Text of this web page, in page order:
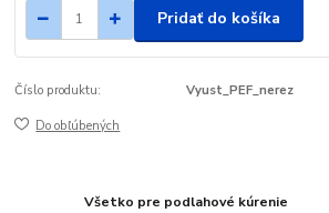
Pridať do košíka
Číslo produktu: Vyust_PEF_nerez
Do obľúbených
Všetko pre podlahové kúrenie